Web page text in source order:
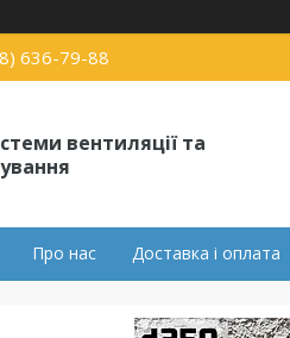
636-79-88
вентиляції та
Про нас Доставка і оплата